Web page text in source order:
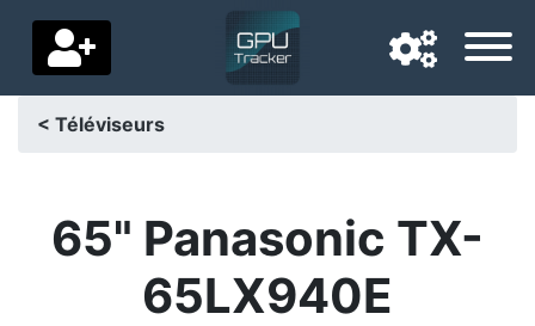
Pays de livraison
< Téléviseurs
65" Panasonic TX-
65LX940E